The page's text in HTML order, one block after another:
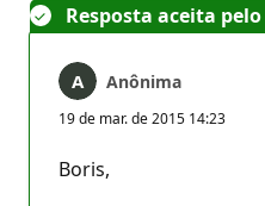
Resposta aceita
Anônima
19 de mar. de 2015 14:23
Boris,